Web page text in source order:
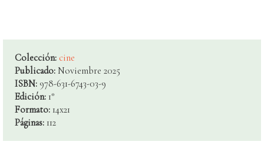
Colección: cine
Publicado: Noviembre 2025
ISBN: 978-631-6743-03-9
Edición: 1°
Formato: 14x21
Páginas: 112